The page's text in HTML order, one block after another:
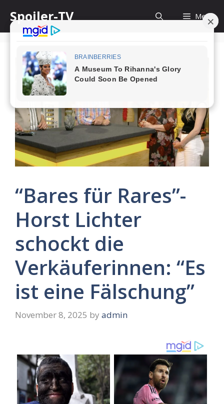
content
Spoiler-TV Menu
“Bares für Rares”-
Horst Lichter
schockt die
Verkäuferinnen: “Es
ist eine Fälschung”
November 8, 2025 by admin